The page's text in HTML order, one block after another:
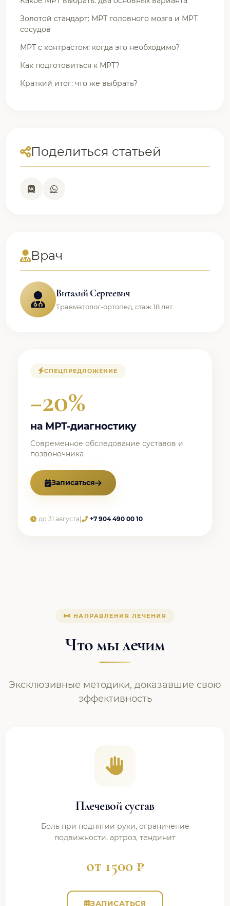
Золотой стандарт: МРТ головного мозга и МРТ
сосудов
МРТ с контрастом: когда это необходимо?
Как подготовиться к МРТ?
Краткий итог: что же выбрать?
Поделиться статьей
Врач
Виталий Сергеевич
Травматолог-ортопед, стаж 18 лет.
СПЕЦПРЕДЛОЖЕНИЕ
−20%
на МРТ-диагностику
Современное обследование суставов и
позвоночника
Записаться
до 31 августа +7 904 490 00 10
НАПРАВЛЕНИЯ ЛЕЧЕНИЯ
Что мы лечим
Эксклюзивные методики, доказавшие свою
эффективность
Плечевой сустав
Боль при поднятии руки, ограничение
подвижности, артроз, тендинит
от 1500 ₽
ЗАПИСАТЬСЯ